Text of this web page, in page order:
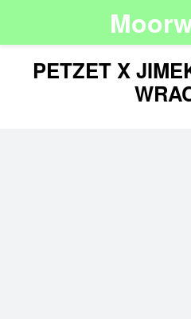
PETZET X